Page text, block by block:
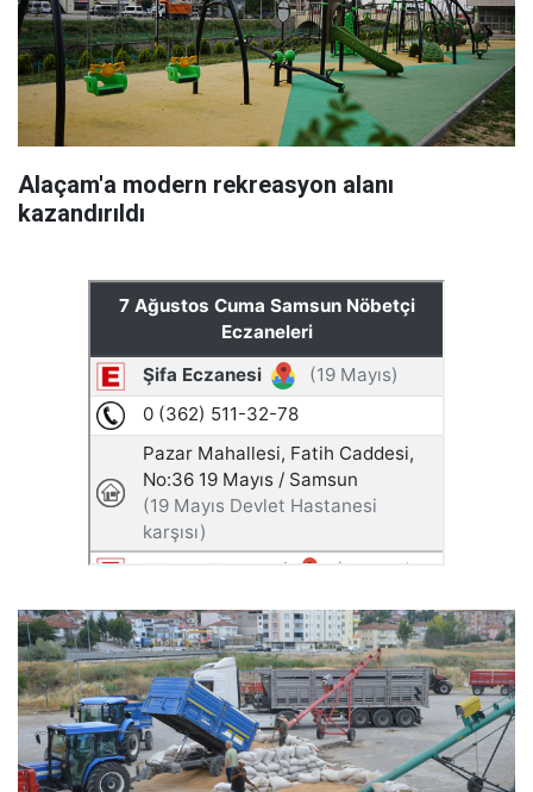
Alaçam'a modern rekreasyon alanı
kazandırıldı